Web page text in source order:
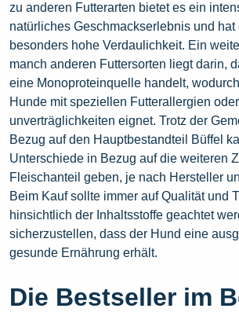
zu anderen Futterarten bietet es ein
natürliches Geschmackserlebnis und
besonders hohe Verdaulichkeit. Ein
manch anderen Futtersorten liegt darin,
eine Monoproteinquelle handelt,
Hunde mit speziellen Futterallergien
unverträglichkeiten eignet. Trotz der
Bezug auf den Hauptbestandteil Büffel
Unterschiede in Bezug auf die weiteren
Fleischanteil geben, je nach Hersteller
Beim Kauf sollte immer auf Qualität und
hinsichtlich der Inhaltsstoffe geachtet
sicherzustellen, dass der Hund eine
gesunde Ernährung erhält.
Die Bestseller im